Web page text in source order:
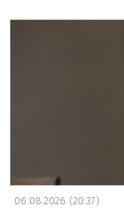
a
06.08.2026 (20:37)